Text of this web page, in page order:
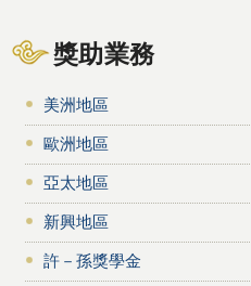
獎助業務
美洲地區
歐洲地區
亞太地區
新興地區
許－孫獎學金